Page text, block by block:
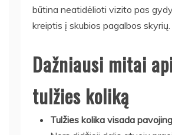
būtina neatidėlioti vizito pas
kreiptis į skubios pagalbos skyrių.
Dažniausi mitai
tulžies koliką
Tulžies kolika visada